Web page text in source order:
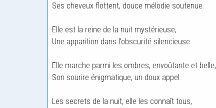
Ses cheveux flottent, douce mélodie soutenue.
Elle est la reine de la nuit mystérieuse,
Une apparition dans l’obscurité silencieuse.
Elle marche parmi les ombres, envoûtante et belle,
Son sourire énigmatique, un doux appel.
Les secrets de la nuit, elle les connaît tous,